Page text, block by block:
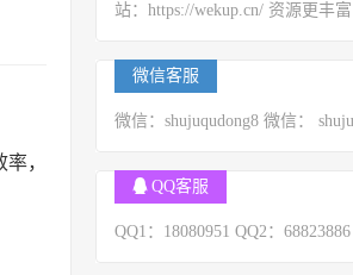
，
站：https://wekup.cn/ 资源更丰富
微信客服
微信：shujuqudong8 微信：
QQ客服
QQ1：18080951 QQ2：68823886